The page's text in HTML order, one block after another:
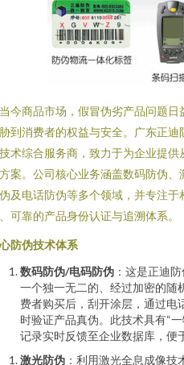
今商品市场，假冒伪劣产品问题
到消费者的权益与安全。广东正
术综合服务商，致力于为企业提
案。公司核心业务涵盖数码防伪
及电话防伪等多个领域，并专注
可靠的产品身份认证与追溯体系。
防伪技术体系
数码防伪/电码防伪 ：这是正迪
一个独一无二的、经过加密的随
费者购买后，刮开涂层，通过电
时验证产品真伪。此技术具有“
记录实时反馈至企业数据库，便
激光防伪 ：利用激光全息成像